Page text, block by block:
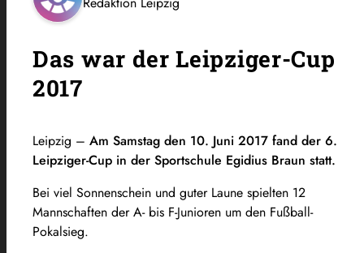
Das war der Leipziger-Cup
2017
Leipzig – Am Samstag den 10. Juni 2017 fand der 6.
Leipziger-Cup in der Sportschule Egidius Braun statt.
Bei viel Sonnenschein und guter Laune spielten 12
Mannschaften der A- bis F-Junioren um den Fußball-
Pokalsieg.